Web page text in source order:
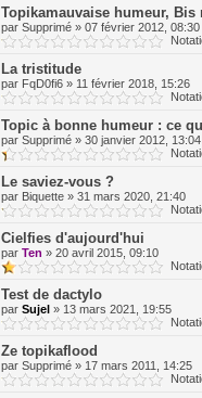
Topikamauvaise humeur, Bis
par Supprimé » 07 février 2012, 08:30
La tristitude
par FqD0fi6 » 11 février 2018, 15:26
Topic à bonne humeur : ce
par Supprimé » 30 janvier 2012, 13:04
Le saviez-vous ?
par Biquette » 31 mars 2020, 21:40
Cielfies d'aujourd'hui
par Ten » 20 avril 2015, 09:10
Test de dactylo
par Sujel » 13 mars 2021, 19:55
Ze topikaflood
par Supprimé » 17 mars 2011, 14:25